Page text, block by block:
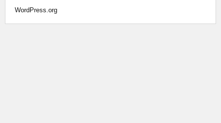
WordPress.org